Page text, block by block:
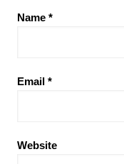
Name *
Email *
Website